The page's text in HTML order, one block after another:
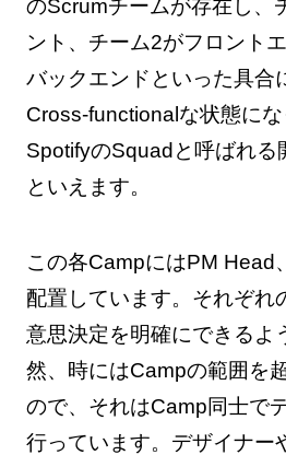
のScrumチームが存在し、
ント、チーム2がフロント
バックエンドといった具合
Cross-functionalな状態にな
SpotifyのSquadと呼ばれる
といえます。
この各CampにはPM Head
配置しています。それぞれ
意思決定を明確にできるよ
然、時にはCampの範囲を
ので、それはCamp同士で
行っています。デザイナー